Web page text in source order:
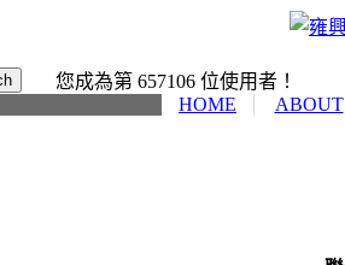
您成為第 657106 位使用者！
HOME
ABOUT